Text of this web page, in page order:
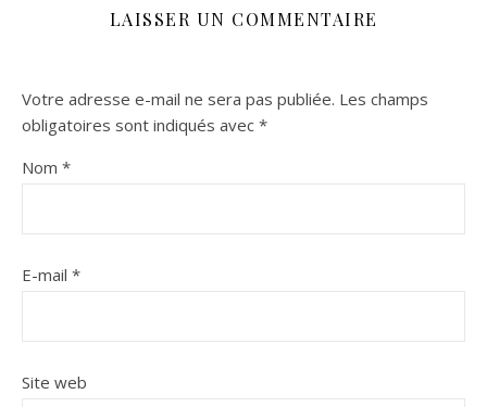
LAISSER UN COMMENTAIRE
Votre adresse e-mail ne sera pas publiée. Les champs
obligatoires sont indiqués avec *
Nom *
E-mail *
Site web